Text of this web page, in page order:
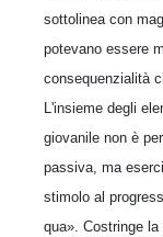
sottolinea con
potevano essere
consequenzialità
L'insieme degli
giovanile non è
passiva, ma
stimolo al
qua». Costringe